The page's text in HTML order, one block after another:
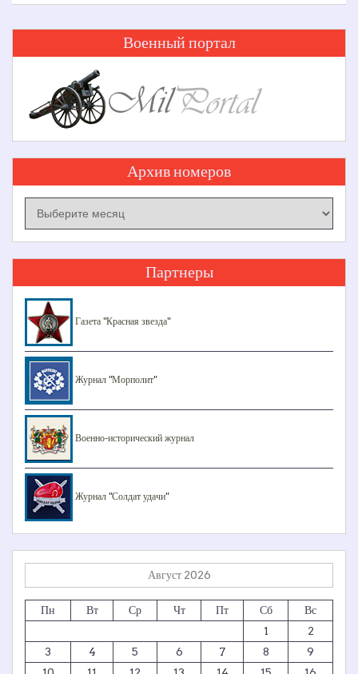
Военный портал
Архив номеров
номеров
Партнеры
Газета "Красная звезда"
Журнал "Морполит"
Военно-исторический журнал
Журнал "Солдат удачи"
Август 2026
Пн Вт Ср Чт Пт Сб
Вс
1
2
3
4 5 6 7 8
9